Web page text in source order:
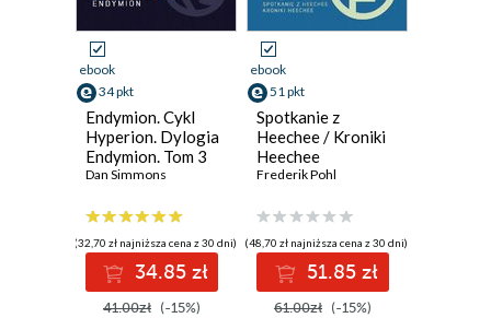
ebook
34 pkt
Endymion. Cykl
Hyperion. Dylogia
Endymion. Tom 3
Dan Simmons
(32,70 zł najniższa cena z 30 dni)
34.85 zł
41.00zł (-15%)
ebook
51 pkt
Spotkanie z
Heechee / Kroniki
Heechee
Frederik Pohl
(48,70 zł najniższa cena z 30 dni)
51.85 zł
61.00zł (-15%)